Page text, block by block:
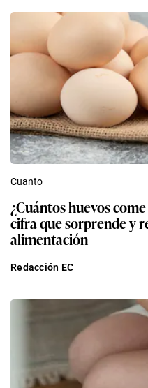
Cuanto
¿Cuántos huevos
cifra que sorprende y
alimentación
Redacción EC